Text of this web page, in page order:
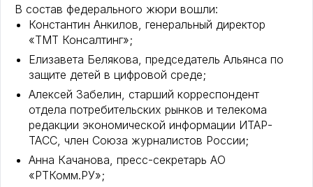
В состав федерального жюри вошли:
Константин Анкилов, генеральный директор
«ТМТ Консалтинг»;
Елизавета Белякова, председатель Альянса по
защите детей в цифровой среде;
Алексей Забелин, старший корреспондент
отдела потребительских рынков и телекома
редакции экономической информации ИТАР-
ТАСС, член Союза журналистов России;
Анна Качанова, пресс-секретарь АО
«РТКомм.РУ»;